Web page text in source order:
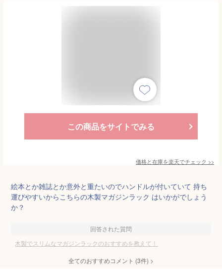
この商品をサイトでみる
価格と在庫を楽天でチェック >>
絵本とか雑誌とか意外と重たいのでハンドルが付いていて 持ち
運びやすいからこちらの木製マガジンラック はいかがでしょう
か？
回答された質問
木製でスリムなマガジンラックのおすすめを教えて！
全てのおすすめコメント (3件) >